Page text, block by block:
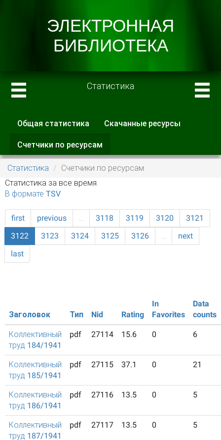
Статистика
Главные вкладки
Общая статистика Скачанные ресурсы
Счетчики по ресурсам
вкладка)
Статистика
Счетчики по ресурсам
Статистика за все время
В формате TSV
first previous … 3118 3119 3120
3121
3122
3123 3124 3125 3126 …
next
last
Заголовок Тип Nid Rating
In
Favorites
Data
counts
Коллективный
труд 184/1941
pdf 27114 15.6 0 6
Коллективный
труд 185/1941
pdf 27115 37.1 0 21
Коллективный
труд 186/1941
pdf 27116 13.5 0 5
Коллективный
труд 187/1941
pdf 27117 13.5 0 5